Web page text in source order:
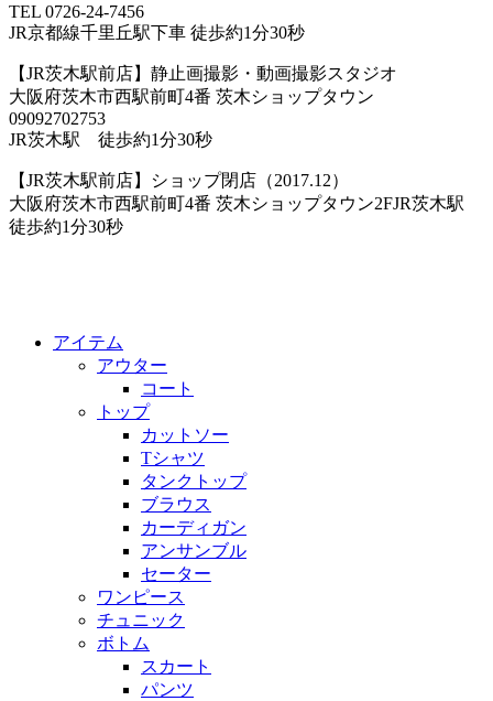
TEL 0726-24-7456
JR京都線千里丘駅下車 徒歩約1分30秒
【JR茨木駅前店】静止画撮影・動画撮影スタジオ
大阪府茨木市西駅前町4番 茨木ショップタウン
09092702753
JR茨木駅 徒歩約1分30秒
【JR茨木駅前店】ショップ閉店（2017.12）
大阪府茨木市西駅前町4番 茨木ショップタウン2FJR茨木駅
徒歩約1分30秒
アイテム
アウター
コート
トップ
カットソー
Tシャツ
タンクトップ
ブラウス
カーディガン
アンサンブル
セーター
ワンピース
チュニック
ボトム
スカート
パンツ